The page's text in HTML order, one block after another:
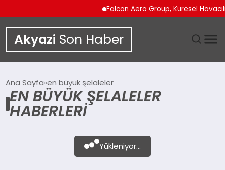
Falcon Aero Group, Küresel
Akyazi Son Haber
SIYASET
Ana Sayfa en büyük şelaleler
EN BÜYÜK ŞELALELER
HABERLERI
Yükleniyor...